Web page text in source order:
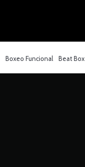
Boxeo Funcional Beat Box